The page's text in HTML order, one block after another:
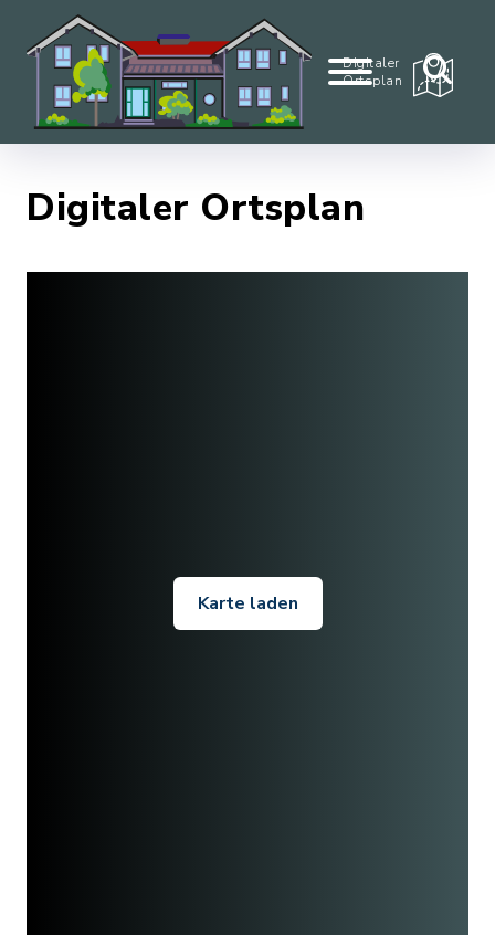
Digitaler
Ortsplan
Digitaler Ortsplan
Karte laden